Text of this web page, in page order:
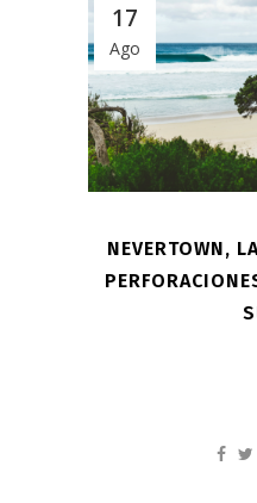
17
Ago
NEVERTOWN,